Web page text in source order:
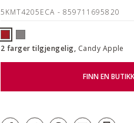
5KMT4205ECA - 859711695820
2 farger tilgjengelig, Candy Apple
FINN EN BUTIKK